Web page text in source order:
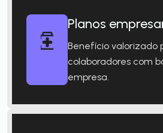
Planos
Benefício valorizado
colaboradores com
empresa.